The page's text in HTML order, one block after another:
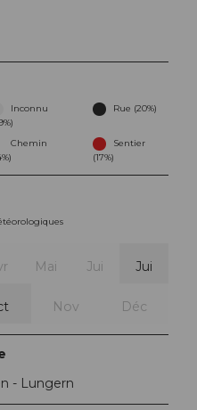
Inconnu
Rue (20%)
Chemin
Sentier
(17%)
Mai Jui Jui
Nov Déc
- Lungern